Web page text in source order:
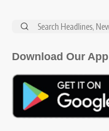
Search
Download Our App